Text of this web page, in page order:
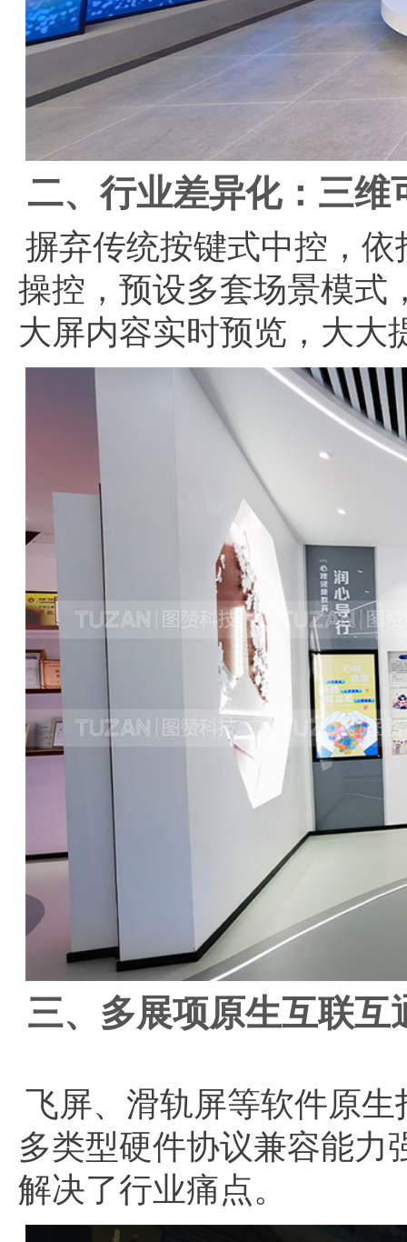
二、行业差异化：三
摒弃传统按键式中控，
操控，预设多套场景模式
大屏内容实时预览，大大
三、多展项原生互联
飞屏、滑轨屏等软件原
多类型硬件协议兼容能力
解决了行业痛点。